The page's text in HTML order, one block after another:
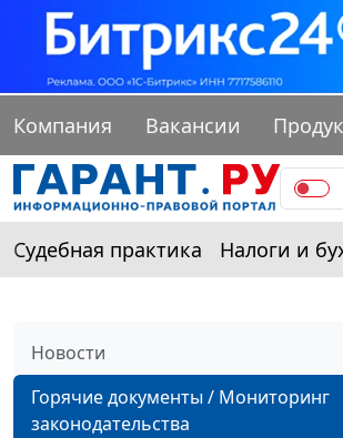
Компания Вакансии
Судебная практика Налоги и
Новости
Горячие документы / Мониторинг
законодательства